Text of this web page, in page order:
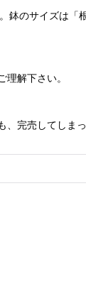
のサイズは「
解下さい。
完売してしま